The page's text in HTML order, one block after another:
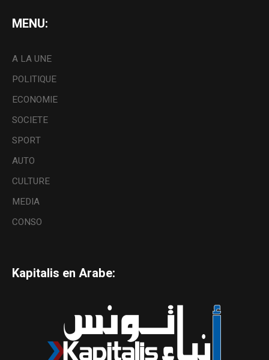
MENU:
A LA UNE
POLITIQUE
ECONOMIE
SOCIETE
SPORT
AUTO
CULTURE
MEDIA
CONSO
Kapitalis en Arabe: